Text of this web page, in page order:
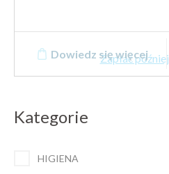
Kategorie
HIGIENA
Zapłać później
Dowiedz się więcej